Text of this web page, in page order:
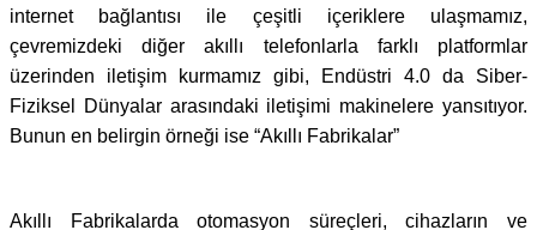
internet bağlantısı ile çeşitli içeriklere ulaşmamız,
çevremizdeki diğer akıllı telefonlarla farklı platformlar
üzerinden iletişim kurmamız gibi, Endüstri 4.0 da Siber-
Fiziksel Dünyalar arasındaki iletişimi makinelere yansıtıyor.
Bunun en belirgin örneği ise “Akıllı Fabrikalar”
Akıllı Fabrikalarda otomasyon süreçleri, cihazların ve